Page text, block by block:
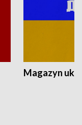
Magazyn